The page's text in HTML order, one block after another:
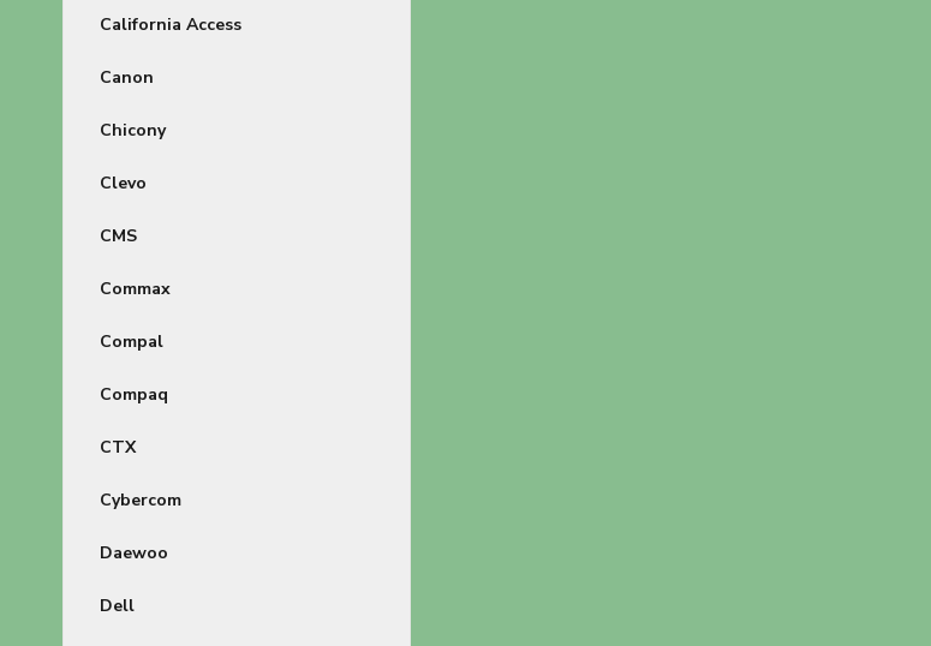
California Access
Canon
Chicony
Clevo
CMS
Commax
Compal
Compaq
CTX
Cybercom
Daewoo
Dell